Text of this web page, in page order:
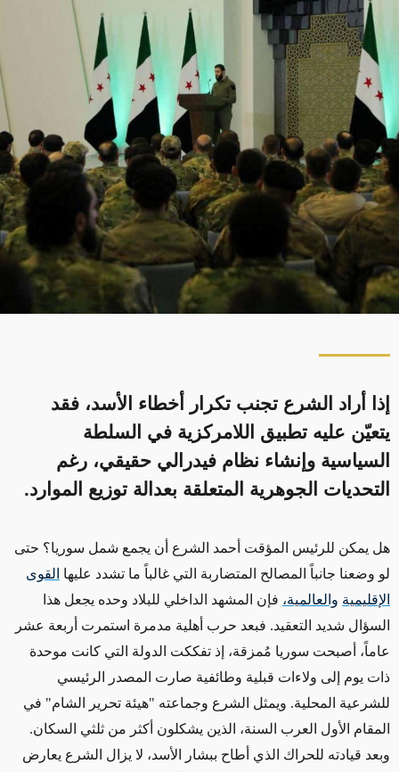
إذا أراد الشرع تجنب تكرار أخطاء الأسد، فقد
يتعيّن عليه تطبيق اللامركزية في السلطة
السياسية وإنشاء نظام فيدرالي حقيقي، رغم
التحديات الجوهرية المتعلقة بعدالة توزيع الموارد.
هل يمكن للرئيس المؤقت أحمد الشرع أن يجمع شمل سوريا؟ حتى
لو وضعنا جانباً المصالح المتضاربة التي غالباً ما تشدد عليها القوى
الإقليمية والعالمية، فإن المشهد الداخلي للبلاد وحده يجعل هذا
السؤال شديد التعقيد. فبعد حرب أهلية مدمرة استمرت أربعة عشر
عاماً، أصبحت سوريا مُمزقة، إذ تفككت الدولة التي كانت موحدة
ذات يوم إلى ولاءات قبلية وطائفية صارت المصدر الرئيسي
للشرعية المحلية. ويمثل الشرع وجماعته "هيئة تحرير الشام" في
المقام الأول العرب السنة، الذين يشكلون أكثر من ثلثي السكان.
وبعد قيادته للحراك الذي أطاح ببشار الأسد، لا يزال الشرع يعارض